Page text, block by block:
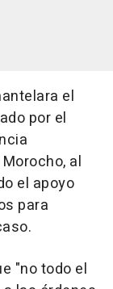
el
por el
al
el apoyo
para
"no todo el